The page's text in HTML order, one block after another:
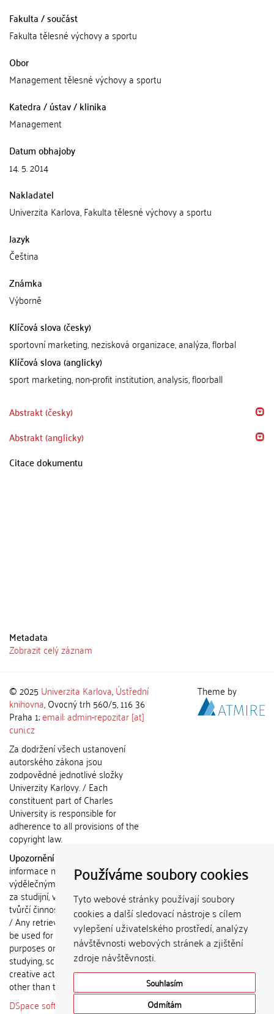
Používáme soubory cookies
Tyto webové stránky používají soubory
cookies a další sledovací nástroje s cílem
vylepšení uživatelského prostředí, analýzy
návštěvnosti webových stránek a zjištění
zdroje návštěvnosti.
Souhlasím
Odmítám
Fakulta / součást
Fakulta tělesné výchovy a sportu
Obor
Management tělesné výchovy a sportu
Katedra / ústav / klinika
Management
Datum obhajoby
14. 5. 2014
Nakladatel
Univerzita Karlova, Fakulta tělesné výchovy a sportu
Jazyk
Čeština
Známka
Výborně
Klíčová slova (česky)
sportovní marketing, nezisková organizace, analýza, florbal
Klíčová slova (anglicky)
sport marketing, non-profit institution, analysis, floorball
Abstrakt (česky)
Abstrakt (anglicky)
Citace dokumentu
Metadata
Zobrazit celý záznam
© 2025 Univerzita Karlova,Ústřední
knihovna, Ovocný trh 560/5, 116 36
Praha 1;email: admin-repozitar [at]
cuni.cz
Za dodržení všech ustanovení
autorského zákona jsou
zodpovědné jednotlivé složky
Univerzity Karlovy. / Each
constituent part of Charles
University is responsible for
adherence to all provisions of the
copyright law.
Upozornění / Notice:
informace nemohou být použity k
výdělečným účelům nebo vydávány
za studijní, vědeckou nebo jinou
tvůrčí činnost jiné osoby než autora.
/ Any retrieved information shall not
be used for any commercial
purposes or claimed as results of
studying, scientific or any other
creative activities of any person
other than the author.
DSpace software
copyright © 2002-
Theme by